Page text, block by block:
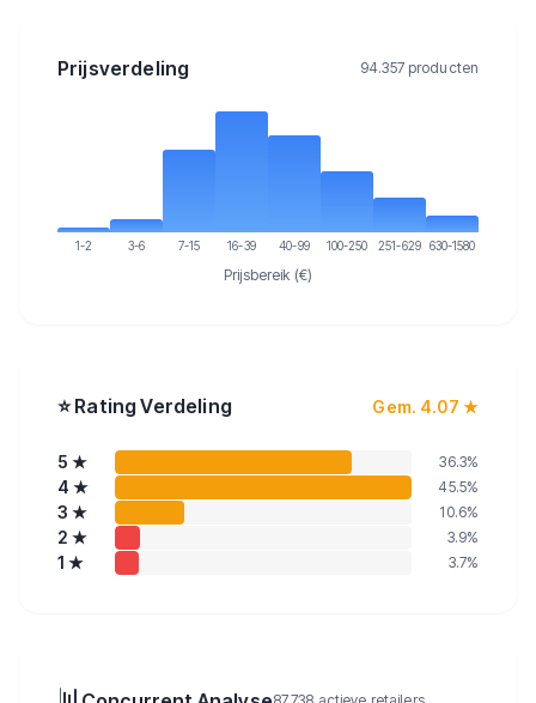
Prijsverdeling 94.357 producten
1-2 3-6 7-15 16-39 40-99 100-250 251-629 630-1580
Prijsbereik (€)
Rating Verdeling Gem. 4.07 ★
5 ★ 36.3%
4 ★ 45.5%
3 ★ 10.6%
2 ★ 3.9%
1 ★ 3.7%
📊